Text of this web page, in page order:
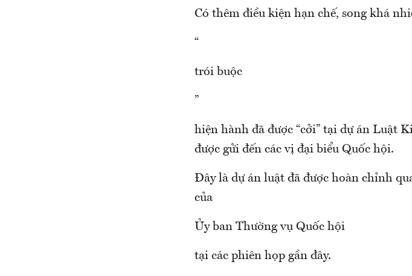
Có thêm điều kiện hạn chế, song khá
“
trói buộc
”
hiện hành đã được “cởi” tại dự án Luật
được gửi đến các vị đại biểu Quốc hội.
Đây là dự án luật đã được hoàn chỉnh
của
Ủy ban Thường vụ Quốc hội
tại các phiên họp gần đây.